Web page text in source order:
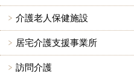
介護老人保健施設
居宅介護支援事業所
訪問介護